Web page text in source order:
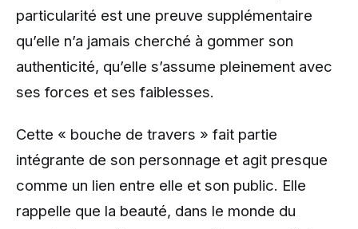
particularité est une preuve supplémentaire
qu’elle n’a jamais cherché à gommer son
authenticité, qu’elle s’assume pleinement avec
ses forces et ses faiblesses.
Cette « bouche de travers » fait partie
intégrante de son personnage et agit presque
comme un lien entre elle et son public. Elle
rappelle que la beauté, dans le monde du